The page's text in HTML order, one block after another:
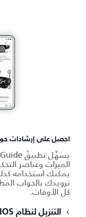
احصل على إرشادات
الميزات وعناصر
يمكنك استخدامه
تزويدك بالجواب
كل الأوقات.
التنزيل لنظام IOS